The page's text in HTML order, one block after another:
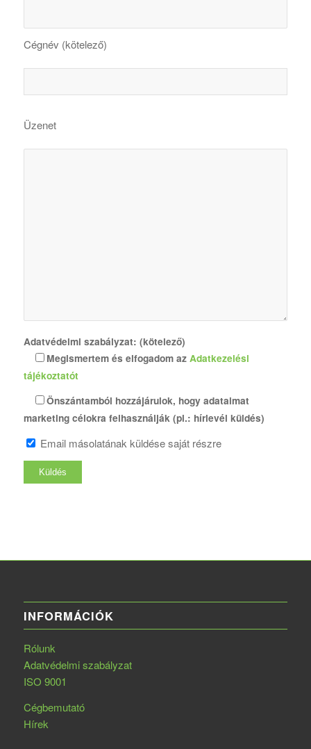
Cégnév (kötelező)
Üzenet
Adatvédelmi szabályzat: (kötelező)
Megismertem és elfogadom az Adatkezelési
tájékoztatót
Önszántamból hozzájárulok, hogy adataimat
marketing célokra felhasználják (pl.: hírlevél küldés)
Email másolatának küldése saját részre
INFORMÁCIÓK
Rólunk
Adatvédelmi szabályzat
ISO 9001
Cégbemutató
Hírek